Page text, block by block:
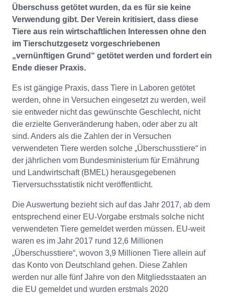
Überschuss getötet wurden, da es für sie keine
Verwendung gibt. Der Verein kritisiert, dass diese
Tiere aus rein wirtschaftlichen Interessen ohne den
im Tierschutzgesetz vorgeschriebenen
„vernünftigen Grund“ getötet werden und fordert ein
Ende dieser Praxis.
Es ist gängige Praxis, dass Tiere in Laboren getötet
werden, ohne in Versuchen eingesetzt zu werden, weil
sie entweder nicht das gewünschte Geschlecht, nicht
die erzielte Genveränderung haben, oder aber zu alt
sind. Anders als die Zahlen der in Versuchen
verwendeten Tiere werden solche „Überschusstiere“ in
der jährlichen vom Bundesministerium für Ernährung
und Landwirtschaft (BMEL) herausgegebenen
Tierversuchsstatistik nicht veröffentlicht.
Die Auswertung bezieht sich auf das Jahr 2017, ab dem
entsprechend einer EU-Vorgabe erstmals solche nicht
verwendeten Tiere gemeldet werden müssen. EU-weit
waren es im Jahr 2017 rund 12,6 Millionen
„Überschusstiere“, wovon 3,9 Millionen Tiere allein auf
das Konto von Deutschland gehen. Diese Zahlen
werden nur alle fünf Jahre von den Mitgliedsstaaten an
die EU gemeldet und wurden erstmals 2020